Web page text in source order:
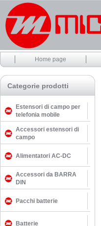
Home page
Categorie prodotti
Estensori di campo per
telefonia mobile
Accessori estensori di
campo
Alimentatori AC-DC
Accessori da BARRA
DIN
Pacchi batterie
Batterie